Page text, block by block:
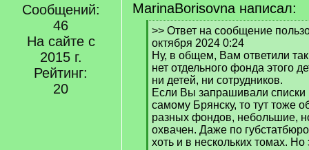
Сообщений:
46
На сайте с
2015 г.
Рейтинг:
20
MarinaBorisovna написал:
[
q
]
>> Ответ на сообщение
октября 2024 0:24
Ну, в общем, Вам ответили
нет отдельного фонда этого
ни детей, ни сотрудников.
Если Вы запрашивали
самому Брянску, то тут тоже
разных фондов, небольшие,
охвачен. Даже по
хоть и в нескольких томах. Но